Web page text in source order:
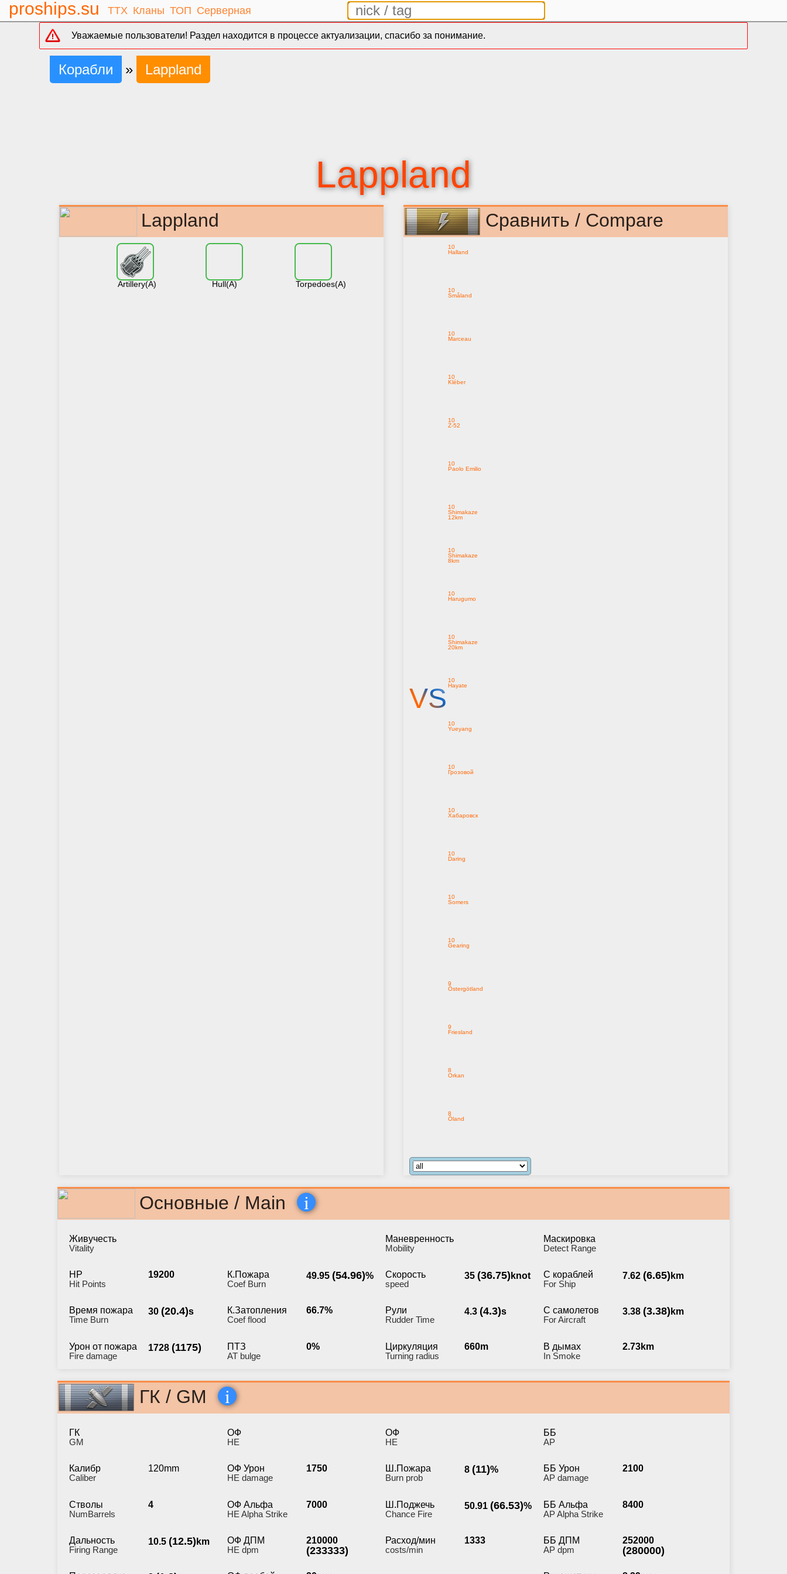
proships.su ТТХ Кланы ТОП Серверная
Уважаемые пользователи! Раздел находится в процессе актуализации, спасибо за понимание.
Корабли » Lappland
Lappland
Lappland
Artillery(A) Hull(A) Torpedoes(A)
Сравнить / Compare
VS
10
Halland
10
Småland
10
Marceau
10
Kléber
10
Z-52
10
Paolo Emilio
10
Shimakaze
12km
10
Shimakaze
8km
10
Harugumo
10
Shimakaze
20km
10
Hayate
10
Yueyang
10
Грозовой
10
Хабаровск
10
Daring
10
Somers
10
Gearing
9
Östergötland
9
Friesland
8
Orkan
8
Öland
Основные / Main i
Живучесть
Vitality
HP
Hit Points
19200
Время пожара
Time Burn
30 (20.4)s
Урон от пожара
Fire damage
1728 (1175)
К.Пожара
Coef Burn
49.95 (54.96)%
К.Затопления
Coef flood
66.7%
ПТЗ
AT bulge
0%
Маневренность
Мobility
Скорость
speed
35 (36.75) knot
Рули
Rudder Time
4.3 (4.3)s
Циркуляция
Turning radius
660m
Маскировка
Detect Range
С кораблей
For Ship
7.62 (6.65) km
С самолетов
For Aircraft
3.38 (3.38) km
В дымах
In Smoke
2.73km
ГК / GM i
ГК
GM
Калибр
Caliber
120mm
Стволы
NumBarrels
4
Дальность
Firing Range
10.5 (12.5) km
ОФ
HE
ОФ Урон
HE damage
1750
ОФ Альфа
HE Alpha Strike
7000
ОФ ДПМ
HE dpm
210000
(233333)
ОФ
HE
Ш.Пожара
Burn prob
8 (11)%
Ш.Поджечь
Chance Fire
50.91 (66.53)%
Расход/мин
costs/min
1333
ББ
AP
ББ Урон
AP damage
2100
ББ Альфа
AP Alpha Strike
8400
ББ ДПМ
AP dpm
252000
(280000)